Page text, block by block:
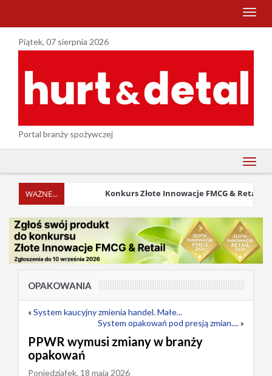
menu
Piątek, 07 sierpnia 2026
Portal branży spożywczej
menu
Konkurs Złote Innowacje FMCG & Retail
OPAKOWANIA
«System kaucyjny zmienia handel. Małe...
System opakowań pod presją zmian....»
PPWR wymusi zmiany w branży
opakowań
Poniedziałek, 18 maja 2026